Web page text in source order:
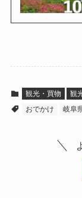
観光・買物
観
おでかけ
岐阜